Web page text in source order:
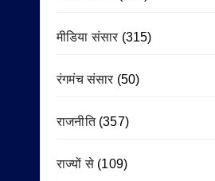
मीडिया संसार (315)
रंगमंच संसार (50)
राजनीति(357)
राज्यों से (109)